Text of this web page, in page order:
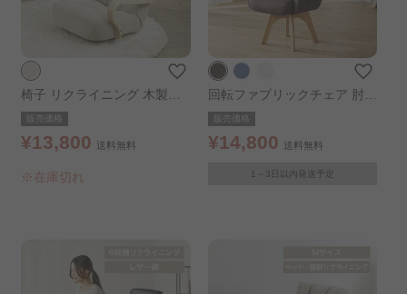
椅子 リクライニング 木製ア
ーム WAC-K ベージュ
販売価格
¥13,800 送料無料
※在庫切れ
回転ファブリックチェア 肘付
きタイプ ブラウン
販売価格
¥14,800 送料無料
1～3日以内発送予定